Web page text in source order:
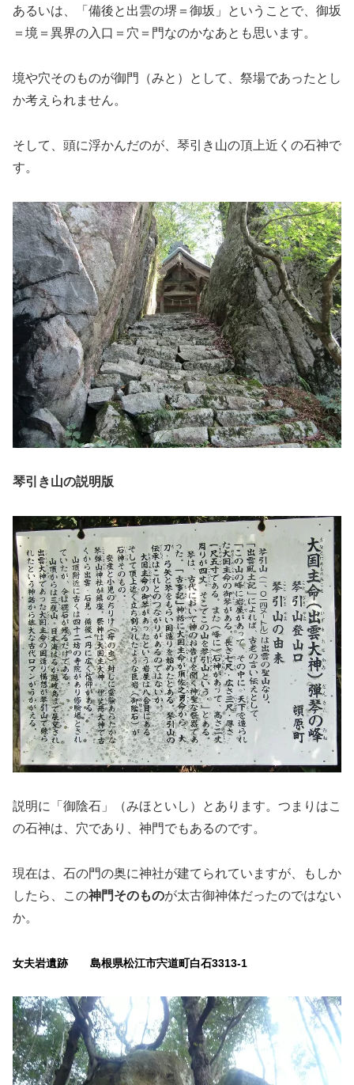
あるいは、「備後と出雲の堺＝御坂」ということで、御坂
＝境＝異界の入口＝穴＝門なのかなあとも思います。
境や穴そのものが御門（みと）として、祭場であったとし
か考えられません。
そして、頭に浮かんだのが、琴引き山の頂上近くの石神で
す。
琴引き山の説明版
説明に「御陰石」（みほといし）とあります。つまりはこ
の石神は、穴であり、神門でもあるのです。
現在は、石の門の奥に神社が建てられていますが、もしか
したら、この神門そのものが太古御神体だったのではない
か。
女夫岩遺跡 島根県松江市宍道町白石3313-1